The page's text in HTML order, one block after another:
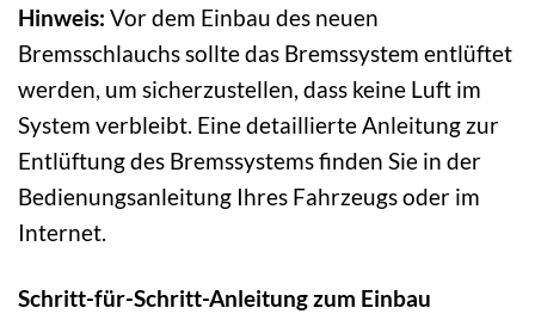
Hinweis: Vor dem Einbau des neuen
Bremsschlauchs sollte das Bremssystem entlüftet
werden, um sicherzustellen, dass keine Luft im
System verbleibt. Eine detaillierte Anleitung zur
Entlüftung des Bremssystems finden Sie in der
Bedienungsanleitung Ihres Fahrzeugs oder im
Internet.
Schritt-für-Schritt-Anleitung zum Einbau